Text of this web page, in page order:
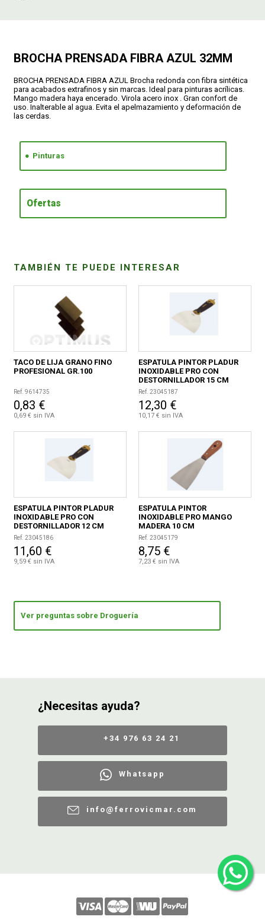
BROCHA PRENSADA FIBRA AZUL 32MM
BROCHA PRENSADA FIBRA AZUL Brocha redonda con fibra sintética
para acabados extrafinos y sin marcas. Ideal para pinturas acrílicas.
Mango madera haya encerado. Virola acero inox . Gran confort de
uso. Inalterable al agua. Evita el apelmazamiento y deformación de
las cerdas.
Pinturas
Ofertas
TAMBIÉN TE PUEDE INTERESAR
TACO DE LIJA GRANO FINO
PROFESIONAL GR.100
Ref. 9614735
0,83 €
0,69 € sin IVA
ESPATULA PINTOR PLADUR
INOXIDABLE PRO CON
DESTORNILLADOR 15 CM
Ref. 23045187
12,30 €
10,17 € sin IVA
ESPATULA PINTOR PLADUR
INOXIDABLE PRO CON
DESTORNILLADOR 12 CM
Ref. 23045186
11,60 €
9,59 € sin IVA
ESPATULA PINTOR
INOXIDABLE PRO MANGO
MADERA 10 CM
Ref. 23045179
8,75 €
7,23 € sin IVA
Ver preguntas sobre Droguería
¿Necesitas ayuda?
+34 976 63 24 21
Whatsapp
info@ferrovicmar.com
DEVOLUCIONES